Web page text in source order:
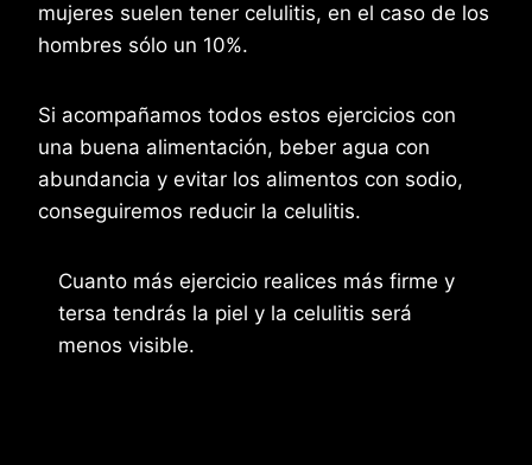
mujeres suelen tener celulitis, en el caso de los
hombres sólo un 10%.
Si acompañamos todos estos ejercicios con
una buena alimentación, beber agua con
abundancia y evitar los alimentos con sodio,
conseguiremos reducir la celulitis.
Cuanto más ejercicio realices más firme y
tersa tendrás la piel y la celulitis será
menos visible.